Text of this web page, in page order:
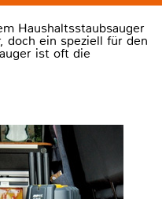
Haushaltsstaubsauger
doch ein speziell für den
ist oft die